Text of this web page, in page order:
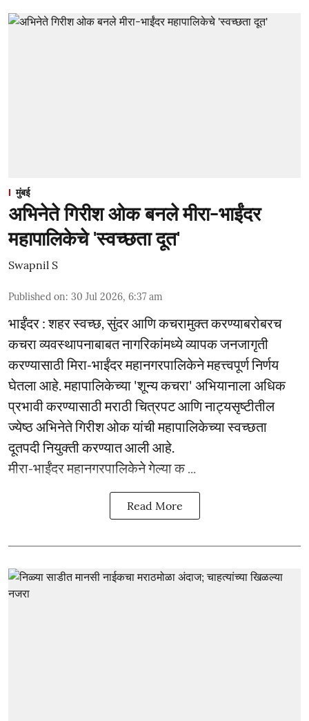
मुंबई
अभिनेते गिरीश ओक बनले मीरा-भाईंदर
महापालिकेचे 'स्वच्छता दूत'
Swapnil S
Published on: 30 Jul 2026, 6:37 am
भाईंंदर : शहर स्वच्छ, सुंदर आणि कचरामुक्त करण्याबरोबरच
कचरा व्यवस्थापनाबाबत नागरिकांमध्ये व्यापक जनजागृती
करण्यासाठी मिरा-भाईंदर महानगरपालिकेने महत्त्वपूर्ण निर्णय
घेतला आहे. महापालिकेच्या 'शून्य कचरा' अभियानाला अधिक
प्रभावी करण्यासाठी मराठी चित्रपट आणि नाट्यसृष्टीतील
ज्येष्ठ अभिनेते गिरीश ओक यांची महापालिकेच्या स्वच्छता
दूतपदी नियुक्ती करण्यात आली आहे.
मीरा-भाईंदर महानगरपालिकेने गेल्या क ...
Read More